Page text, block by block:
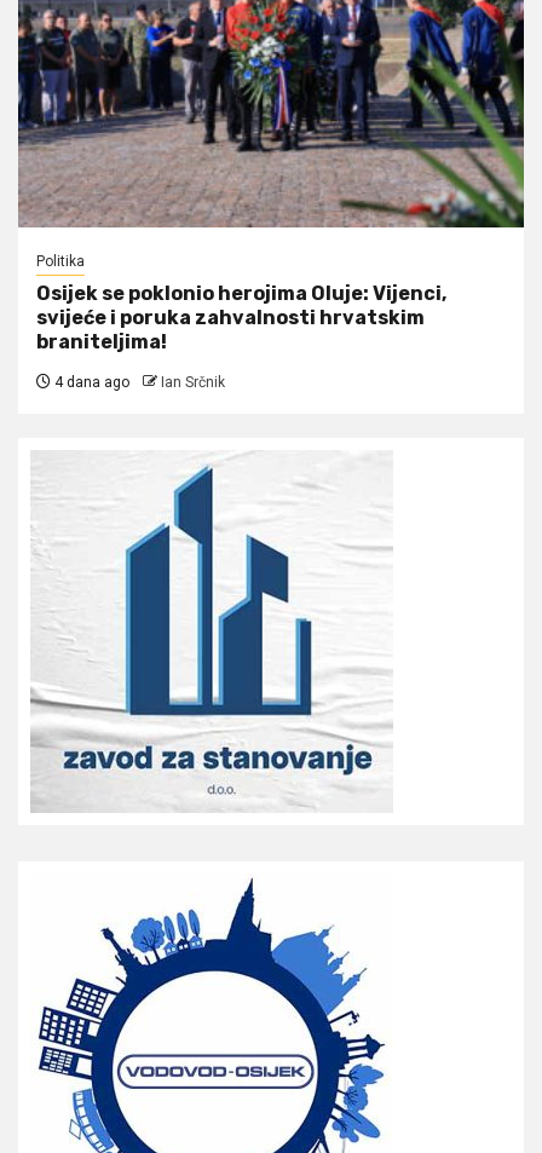
Politika
Osijek se poklonio herojima Oluje: Vijenci,
svijeće i poruka zahvalnosti hrvatskim
braniteljima!
4 dana ago Ian Srčnik